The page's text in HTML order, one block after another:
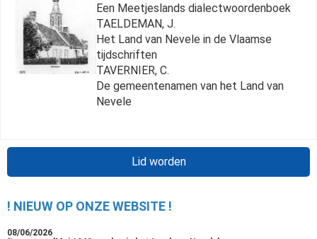
Een Meetjeslands dialectwoordenboek
TAELDEMAN, J.
Het Land van Nevele in de Vlaamse
tijdschriften
TAVERNIER, C.
De gemeentenamen van het Land van
Nevele
Lid worden
! NIEUW OP ONZE WEBSITE !
08/06/2026